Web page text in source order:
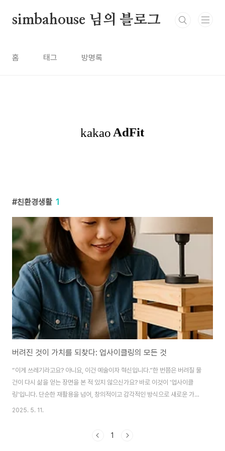
simbahouse 님의 블로그
홈 태그 방명록
친환경생활 1
버려진 것이 가치를 되찾다: 업사이클링의 모든 것
“이게 쓰레기라고요? 아니요, 이건 예술이자 혁신입니다.”한 번쯤은 버려질 물
건이 다시 삶을 얻는 장면을 본 적 있지 않으신가요? 바로 이것이 '업사이클
링'입니다. 단순한 재활용을 넘어, 창의적이고 감각적인 방식으로 새로운 가치
를 부여하는 이 놀라운 작업은 오늘날 환경 문제 해결뿐 아니라 새로운 소비 문
개념부터 시작해 실제 사례, 환경적 효과, 내가 할 수 있는 실천 방법까지 꼼꼼
2025. 5. 11.
1